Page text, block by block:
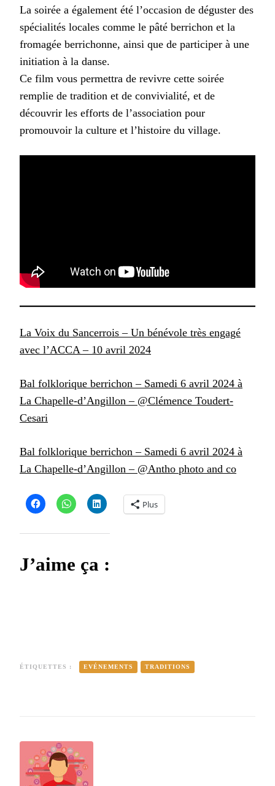
La soirée a également été l’occasion de déguster des
spécialités locales comme le pâté berrichon et la
fromagée berrichonne, ainsi que de participer à une
initiation à la danse.
Ce film vous permettra de revivre cette soirée
remplie de tradition et de convivialité, et de
découvrir les efforts de l’association pour
promouvoir la culture et l’histoire du village.
La Voix du Sancerrois – Un bénévole très engagé
avec l’ACCA – 10 avril 2024
Bal folklorique berrichon – Samedi 6 avril 2024 à
La Chapelle-d’Angillon – @Clémence Toudert-
Cesari
Bal folklorique berrichon – Samedi 6 avril 2024 à
La Chapelle-d’Angillon – @Antho photo and co
Plus
J’aime ça :
ÉTIQUETTES : EVÉNEMENTS TRADITIONS